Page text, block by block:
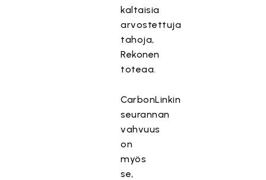
kaltaisia
arvostettuja
tahoja,
Rekonen
toteaa.
CarbonLinkin
seurannan
vahvuus
on
myös
se,